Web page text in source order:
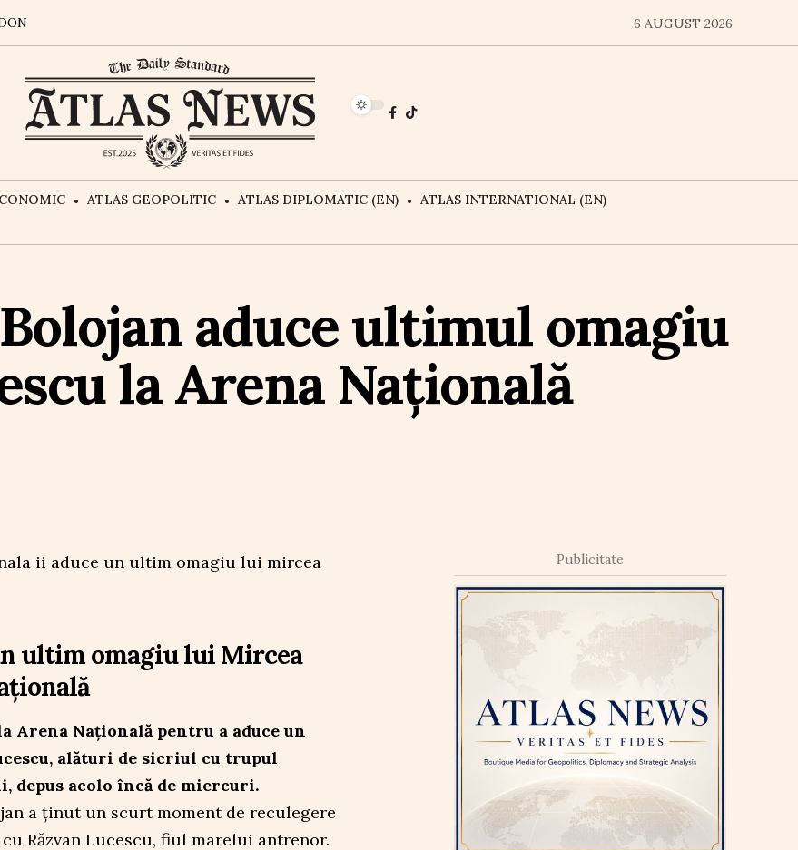
6 AUGUST 2026
ATLAS GEOPOLITIC ATLAS DIPLOMATIC (EN)
ATLAS INTERNATIONAL (EN)
aduce ultimul omagiu
la Arena Națională
ultim omagiu lui Mircea
Arena Națională pentru a aduce un
alături de sicriul cu trupul
acolo încă de miercuri.
a ținut un scurt moment de reculegere
Răzvan Lucescu, fiul marelui antrenor.
Publicitate